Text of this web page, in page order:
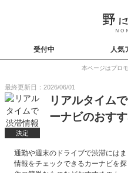
受付中 人気
本ページはプロ
最終更新日：2026/06/01
決定
リアルタイム
ーナビのおす
通勤や週末のドライブで渋滞には
情報をチェックできるカーナビを